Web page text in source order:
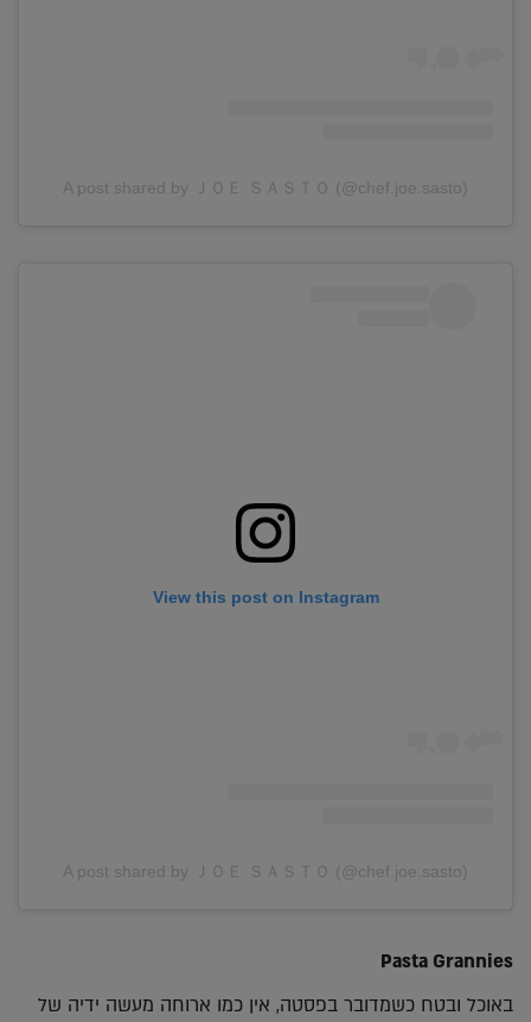
A post shared by ＪＯＥ ＳＡＳＴＯ (@chef.joe.sasto)
View this post on Instagram
A post shared by ＪＯＥ ＳＡＳＴＯ (@chef.joe.sasto)
Pasta Grannies
באוכל ובטח כשמדובר בפסטה, אין כמו ארוחה מעשה ידיה של